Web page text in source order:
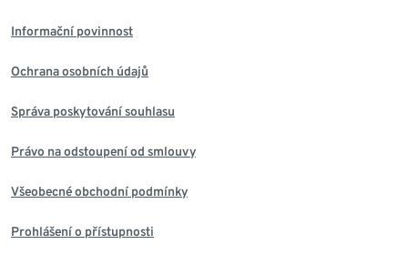
Informační povinnost
Ochrana osobních údajů
Správa poskytování souhlasu
Právo na odstoupení od smlouvy
Všeobecné obchodní podmínky
Prohlášení o přístupnosti